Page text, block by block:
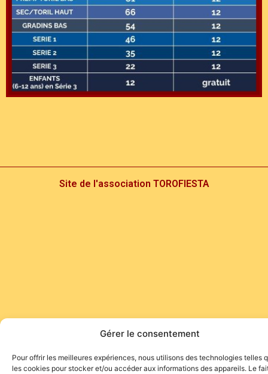
Gérer le consentement
Pour offrir les meilleures expériences, nous utilisons des technologies telles
les cookies pour stocker et/ou accéder aux informations des appareils. Le
Site de l'association TOROFIESTA